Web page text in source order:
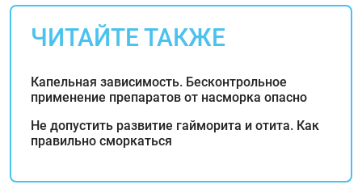
ЧИТАЙТЕ ТАКЖЕ
Капельная зависимость. Бесконтрольное
применение препаратов от насморка опасно
Не допустить развитие гайморита и отита. Как
правильно сморкаться